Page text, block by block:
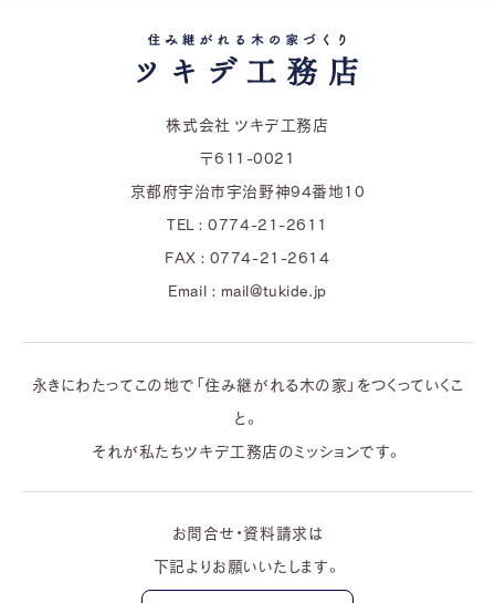
株式会社 ツキデ工務店
〒611-0021
京都府宇治市宇治野神94番地10
TEL : 0774-21-2611
FAX : 0774-21-2614
Email : mail@tukide.jp
永きにわたってこの地で「住み継がれる木の家」をつくっていくこ
と。
それが私たちツキデ工務店のミッションです。
お問合せ・資料請求は
下記よりお願いいたします。